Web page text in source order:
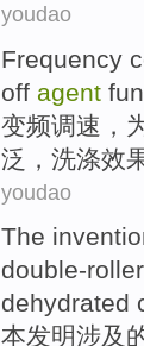
youdao
Frequency
off agent
变频调速 ，
泛 ，洗涤效
youdao
The
double-
dehydrated
本发明涉及